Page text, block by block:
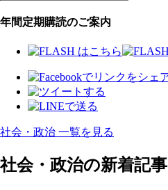
年間定期購読のご案内
社会・政治 一覧を見る
社会・政治の新着記事